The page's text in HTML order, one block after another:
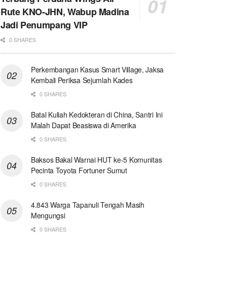
Rute KNO-JHN, Wabup Madina
Jadi Penumpang VIP
0 SHARES
Perkembangan Kasus Smart Village, Jaksa
Kembali Periksa Sejumlah Kades
0 SHARES
Batal Kuliah Kedokteran di China, Santri Ini
Malah Dapat Beasiswa di Amerika
0 SHARES
Baksos Bakal Warnai HUT ke-5 Komunitas
Pecinta Toyota Fortuner Sumut
0 SHARES
4.843 Warga Tapanuli Tengah Masih
Mengungsi
0 SHARES